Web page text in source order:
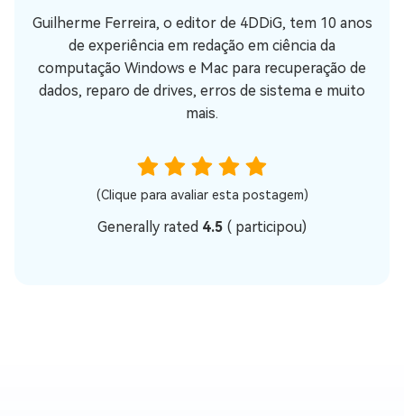
Guilherme Ferreira, o editor de 4DDiG, tem 10 anos
de experiência em redação em ciência da
computação Windows e Mac para recuperação de
dados, reparo de drives, erros de sistema e muito
mais.
(Clique para avaliar esta postagem)
Generally rated 4.5 ( participou)